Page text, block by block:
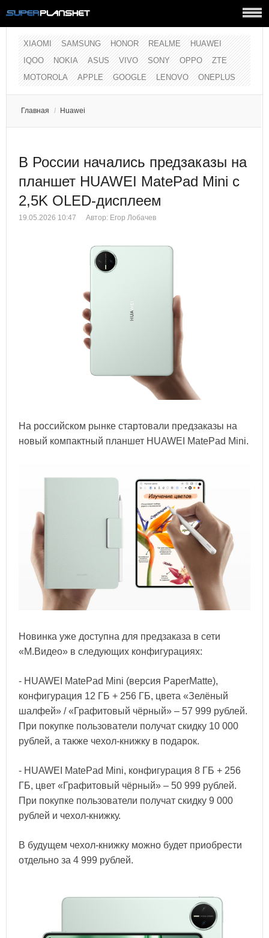
XIAOMI SAMSUNG HONOR REALME
HUAWEI
IQOO
NOKIA ASUS VIVO SONY OPPO
ZTE
MOTOROLA
APPLE GOOGLE LENOVO ONEPLUS
Главная / Huawei
В России начались предзаказы на
планшет HUAWEI MatePad Mini с
2,5K OLED-дисплеем
19.05.2026 10:47 Автор: Егор Лобачев
На российском рынке стартовали предзаказы на
новый компактный планшет HUAWEI MatePad Mini.
Новинка уже доступна для предзаказа в сети
«М.Видео» в следующих конфигурациях:
- HUAWEI MatePad Mini (версия PaperMatte),
конфигурация 12 ГБ + 256 ГБ, цвета «Зелёный
шалфей» / «Графитовый чёрный» – 57 999 рублей.
При покупке пользователи получат скидку 10 000
рублей, а также чехол-книжку в подарок.
- HUAWEI MatePad Mini, конфигурация 8 ГБ + 256
ГБ, цвет «Графитовый чёрный» – 50 999 рублей.
При покупке пользователи получат скидку 9 000
рублей и чехол-книжку.
В будущем чехол-книжку можно будет приобрести
отдельно за 4 999 рублей.